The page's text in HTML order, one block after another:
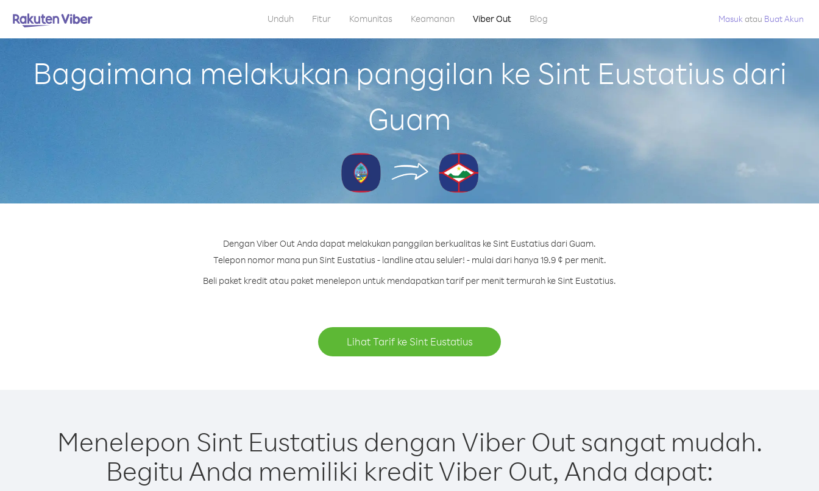
Unduh Fitur Komunitas Keamanan Viber Out Blog Masuk atau Buat Akun
Bagaimana melakukan panggilan ke Sint Eustatius dari
Guam
Dengan Viber Out Anda dapat melakukan panggilan berkualitas ke Sint Eustatius dari Guam.
Telepon nomor mana pun Sint Eustatius - landline atau seluler! - mulai dari hanya 19.9 ¢ per menit.
Beli paket kredit atau paket menelepon untuk mendapatkan tarif per menit termurah ke Sint Eustatius.
Lihat Tarif ke Sint Eustatius
Menelepon Sint Eustatius dengan Viber Out sangat mudah.
Begitu Anda memiliki kredit Viber Out, Anda dapat: